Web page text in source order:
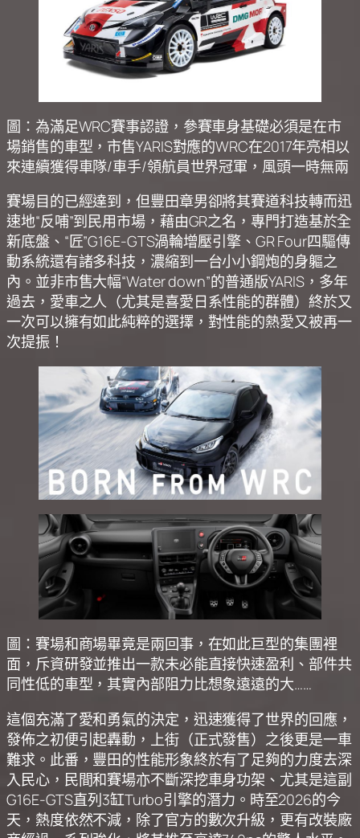
圖：為滿足WRC賽事認證，參賽車身基礎必須是在市
場銷售的車型，市售YARIS對應的WRC在2017年亮相以
來連續獲得車隊/車手/領航員世界冠軍，風頭一時無兩
賽場目的已經達到，但豐田章男卻將其賽道科技轉而迅
速地“反哺”到民用市場，藉由GR之名，專門打造基於全
新底盤、“匠”G16E-GTS渦輪增壓引擎、GR Four四驅傳
動系統還有諸多科技，濃縮到一台小小鋼炮的身軀之
內。並非市售大幅“Water down”的普通版YARIS，多年
過去，愛車之人（尤其是喜愛日系性能的群體）終於又
一次可以擁有如此純粹的選擇，對性能的熱愛又被再一
次提振！
圖：賽場和商場畢竟是兩回事，在如此巨型的集團裡
面，斥資研發並推出一款未必能直接快速盈利、部件共
同性低的車型，其實內部阻力比想象遠遠的大……
這個充滿了愛和勇氣的決定，迅速獲得了世界的回應，
發佈之初便引起轟動，上街（正式發售）之後更是一車
難求。此番，豐田的性能形象終於有了足夠的力度去深
入民心，民間和賽場亦不斷深挖車身功架、尤其是這副
G16E-GTS直列3缸Turbo引擎的潛力。時至2026的今
天，熱度依然不減，除了官方的數次升級，更有改裝廠